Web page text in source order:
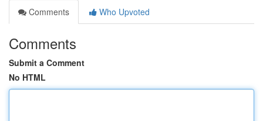
Comments
Who Upvoted
Comments
Submit a Comment
No HTML